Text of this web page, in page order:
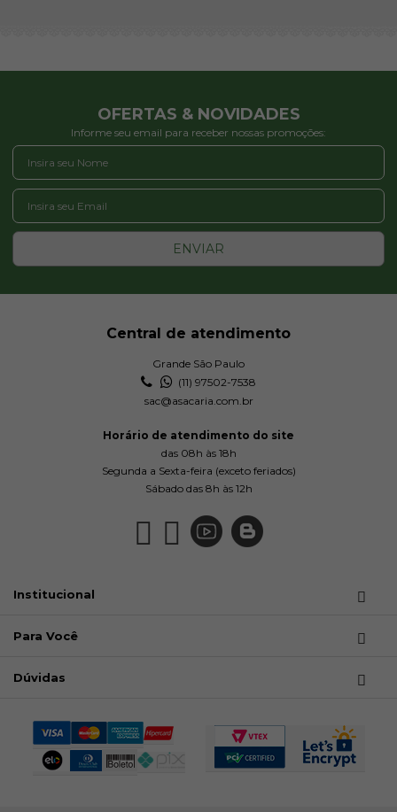
OFERTAS & NOVIDADES
Informe seu email para receber nossas promoções:
ENVIAR
Central de atendimento
Grande São Paulo
(11) 97502-7538
sac@asacaria.com.br
Horário de atendimento do site
das 08h às 18h
Segunda a Sexta-feira (exceto feriados)
Sábado das 8h às 12h
Institucional
Para Você
Dúvidas